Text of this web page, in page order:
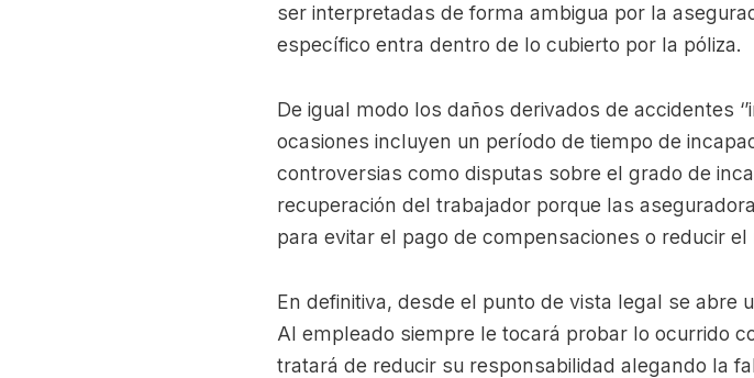
ser interpretadas de forma ambigua por la
específico entra dentro de lo cubierto por la póliza.
De igual modo los daños derivados de accidentes
ocasiones incluyen un período de tiempo de
controversias como disputas sobre el grado de
recuperación del trabajador porque las
para evitar el pago de compensaciones o reducir
En definitiva, desde el punto de vista legal se abre
Al empleado siempre le tocará probar lo ocurrido
tratará de reducir su responsabilidad alegando la